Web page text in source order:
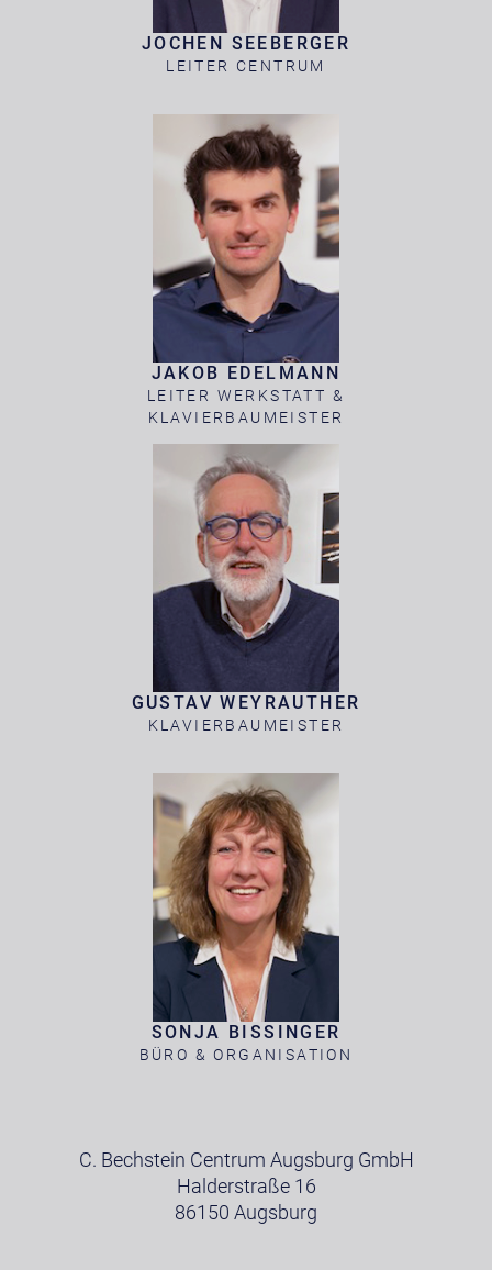
JOCHEN SEEBERGER
LEITER CENTRUM
JAKOB EDELMANN
LEITER WERKSTATT &
KLAVIERBAUMEISTER
GUSTAV WEYRAUTHER
KLAVIERBAUMEISTER
SONJA BISSINGER
BÜRO & ORGANISATION
C. Bechstein Centrum Augsburg GmbH
Halderstraße 16
86150 Augsburg